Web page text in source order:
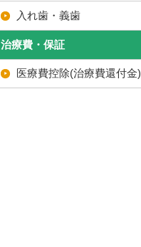
入れ歯・義歯
治療費・保証
医療費控除(治療費還付金)